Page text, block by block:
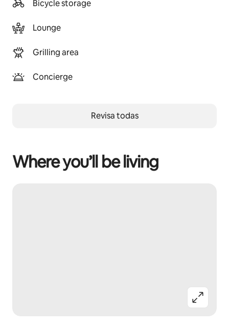
Bicycle storage
Lounge
Grilling area
Concierge
Revisa todas
Where you’ll be living